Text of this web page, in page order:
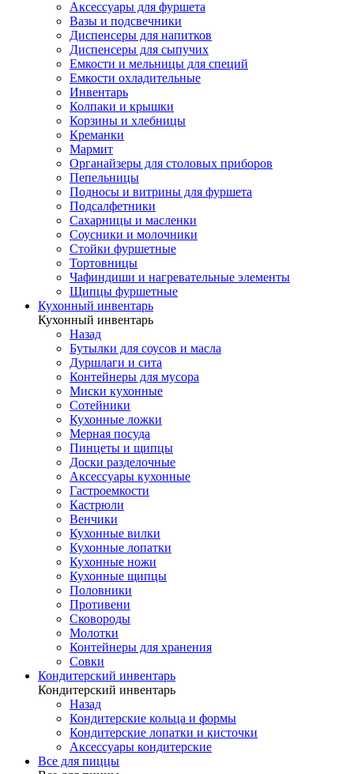
Аксессуары для фуршета
Вазы и подсвечники
Диспенсеры для напитков
Диспенсеры для сыпучих
Емкости и мельницы для специй
Емкости охладительные
Инвентарь
Колпаки и крышки
Корзины и хлебницы
Креманки
Мармит
Органайзеры для столовых приборов
Пепельницы
Подносы и витрины для фуршета
Подсалфетники
Сахарницы и масленки
Соусники и молочники
Стойки фуршетные
Тортовницы
Чафиндиши и нагревательные элементы
Щипцы фуршетные
Кухонный инвентарь
Кухонный инвентарь
Назад
Бутылки для соусов и масла
Дуршлаги и сита
Контейнеры для мусора
Миски кухонные
Сотейники
Кухонные ложки
Мерная посуда
Пинцеты и щипцы
Доски разделочные
Аксессуары кухонные
Гастроемкости
Кастрюли
Венчики
Кухонные вилки
Кухонные лопатки
Кухонные ножи
Кухонные щипцы
Половники
Противени
Сковороды
Молотки
Контейнеры для хранения
Совки
Кондитерский инвентарь
Кондитерский инвентарь
Назад
Кондитерские кольца и формы
Кондитерские лопатки и кисточки
Аксессуары кондитерские
Все для пиццы